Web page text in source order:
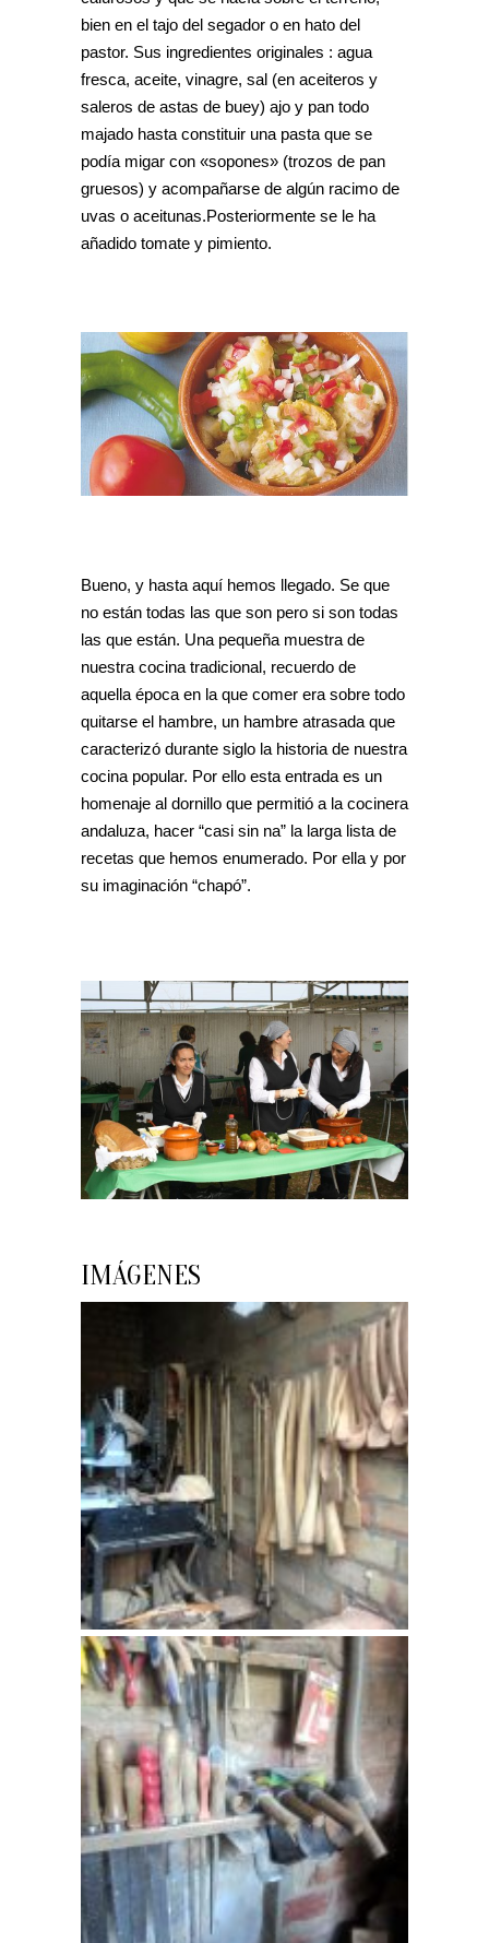
bien en el tajo del segador o en hato del
pastor. Sus ingredientes originales : agua
fresca, aceite, vinagre, sal (en aceiteros y
saleros de astas de buey) ajo y pan todo
majado hasta constituir una pasta que se
podía migar con «sopones» (trozos de pan
gruesos) y acompañarse de algún racimo de
uvas o aceitunas.Posteriormente se le ha
añadido tomate y pimiento.
Bueno, y hasta aquí hemos llegado. Se que
no están todas las que son pero si son todas
las que están. Una pequeña muestra de
nuestra cocina tradicional, recuerdo de
aquella época en la que comer era sobre todo
quitarse el hambre, un hambre atrasada que
caracterizó durante siglo la historia de nuestra
cocina popular. Por ello esta entrada es un
homenaje al dornillo que permitió a la cocinera
andaluza, hacer “casi sin na” la larga lista de
recetas que hemos enumerado. Por ella y por
su imaginación “chapó”.
IMÁGENES